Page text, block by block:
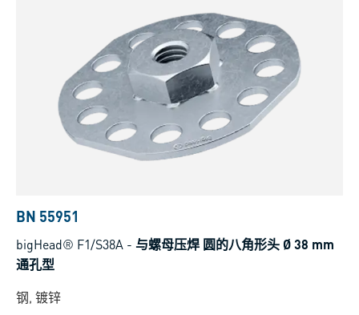
BN 55951
bigHead® F1/S38A - 与螺母压焊 圆的八角形头 Ø 38 mm
通孔型
钢, 镀锌